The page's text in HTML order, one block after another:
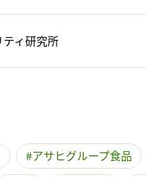
ィ研究所
アサヒグループ食品